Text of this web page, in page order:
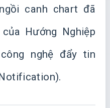
canh chart đã
Hướng Nghiệp
nghệ đẩy tin